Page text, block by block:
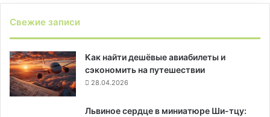
Свежие записи
Как найти дешёвые авиабилеты и
сэкономить на путешествии
28.04.2026
Львиное сердце в миниатюре Ши-тцу: